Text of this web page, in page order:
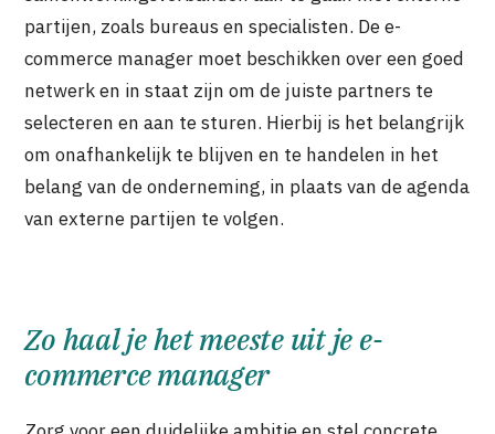
partijen, zoals bureaus en specialisten. De e-
commerce manager moet beschikken over een goed
netwerk en in staat zijn om de juiste partners te
selecteren en aan te sturen. Hierbij is het belangrijk
om onafhankelijk te blijven en te handelen in het
belang van de onderneming, in plaats van de agenda
van externe partijen te volgen.
Zo haal je het meeste uit je e-
commerce manager